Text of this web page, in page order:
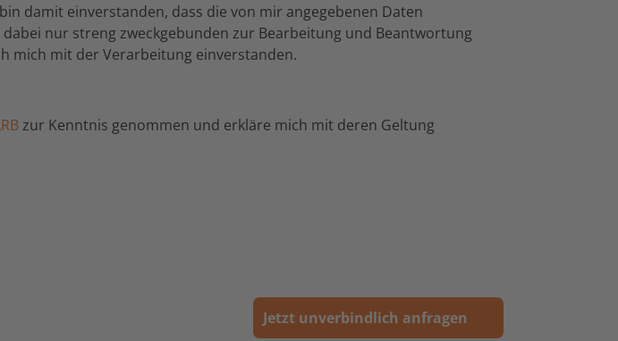
damit einverstanden, dass die von mir angegebenen Daten
nur streng zweckgebunden zur Bearbeitung und Beantwortung
mich mit der Verarbeitung einverstanden.
zur Kenntnis genommen und erkläre mich mit deren Geltung